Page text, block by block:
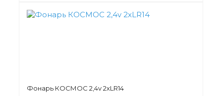
Фонарь КОСМОС 2,4v 2хLR14